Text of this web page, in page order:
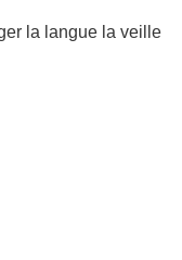
la langue la veille